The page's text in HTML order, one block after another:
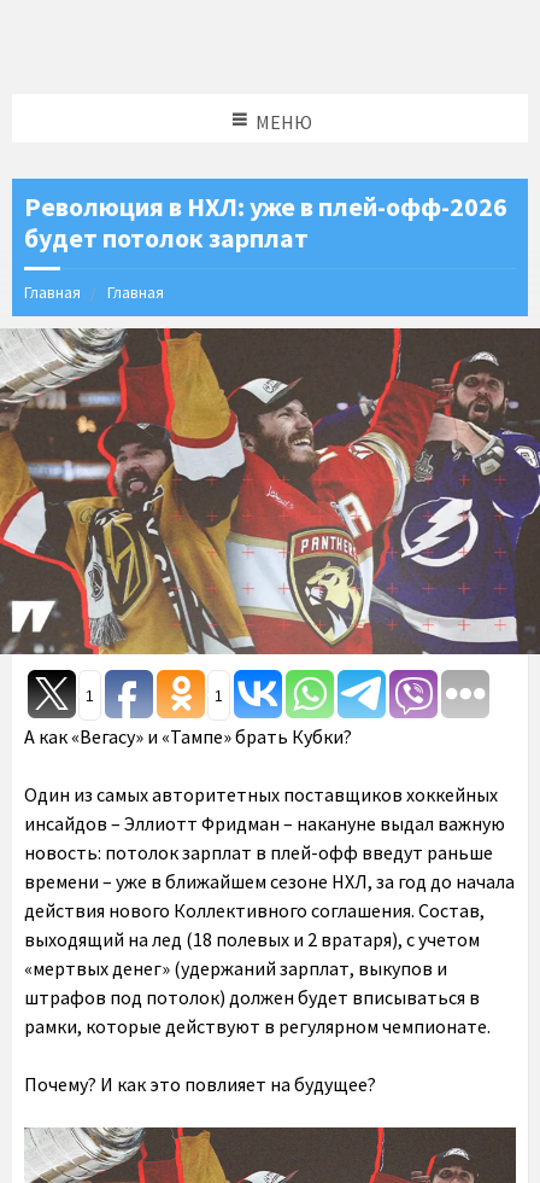
МЕНЮ
Революция в НХЛ: уже в плей-офф-2026
будет потолок зарплат
Главная Главная
1 1
А как «Вегасу» и «Тампе» брать Кубки?
Один из самых авторитетных поставщиков хоккейных
инсайдов – Эллиотт Фридман – накануне выдал важную
новость: потолок зарплат в плей-офф введут раньше
времени – уже в ближайшем сезоне НХЛ, за год до начала
действия нового Коллективного соглашения. Состав,
выходящий на лед (18 полевых и 2 вратаря), с учетом
«мертвых денег» (удержаний зарплат, выкупов и
штрафов под потолок) должен будет вписываться в
рамки, которые действуют в регулярном чемпионате.
Почему? И как это повлияет на будущее?